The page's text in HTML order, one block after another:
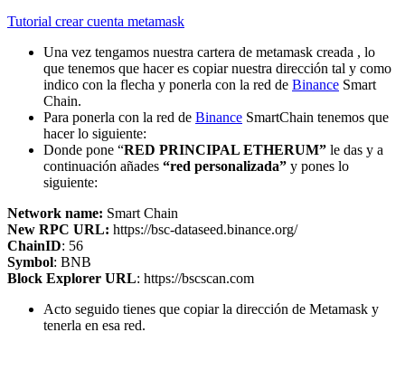
Tutorial crear cuenta metamask
Una vez tengamos nuestra cartera de metamask creada , lo
que tenemos que hacer es copiar nuestra dirección tal y como
indico con la flecha y ponerla con la red de Binance Smart
Chain.
Para ponerla con la red de Binance SmartChain tenemos que
hacer lo siguiente:
Donde pone “RED PRINCIPAL ETHERUM” le das y a
continuación añades “red personalizada” y pones lo
siguiente:
Network name: Smart Chain
New RPC URL: https://bsc-dataseed.binance.org/
ChainID: 56
Symbol: BNB
Block Explorer URL: https://bscscan.com
Acto seguido tienes que copiar la dirección de Metamask y
tenerla en esa red.